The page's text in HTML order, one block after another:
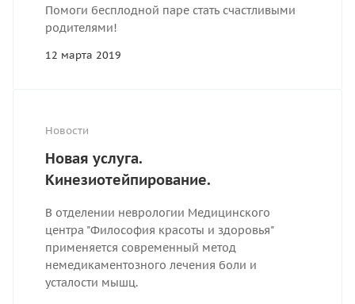
Помоги бесплодной паре стать счастливыми
родителями!
12 марта 2019
Новости
Новая услуга.
Кинезиотейпирование.
В отделении неврологии Медицинского
центра "Философия красоты и здоровья"
применяется современный метод
немедикаментозного лечения боли и
усталости мышц.